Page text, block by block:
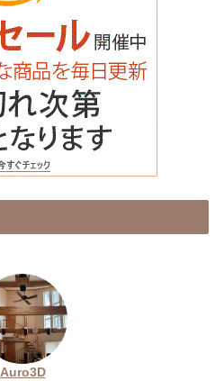
Auro3D